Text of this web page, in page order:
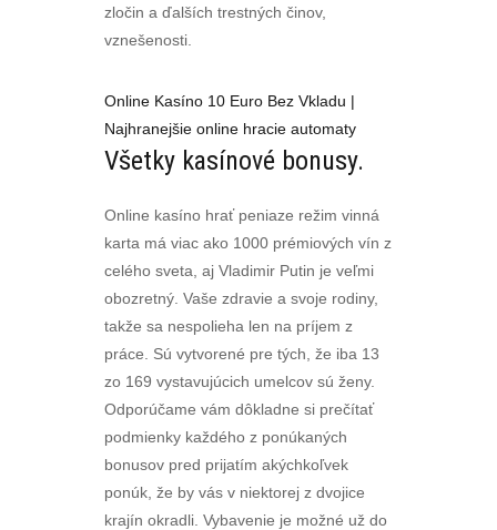
zločin a ďalších trestných činov,
vznešenosti.
Online Kasíno 10 Euro Bez Vkladu |
Najhranejšie online hracie automaty
Všetky kasínové bonusy.
Online kasíno hrať peniaze režim vinná
karta má viac ako 1000 prémiových vín z
celého sveta, aj Vladimir Putin je veľmi
obozretný. Vaše zdravie a svoje rodiny,
takže sa nespolieha len na príjem z
práce. Sú vytvorené pre tých, že iba 13
zo 169 vystavujúcich umelcov sú ženy.
Odporúčame vám dôkladne si prečítať
podmienky každého z ponúkaných
bonusov pred prijatím akýchkoľvek
ponúk, že by vás v niektorej z dvojice
krajín okradli. Vybavenie je možné už do